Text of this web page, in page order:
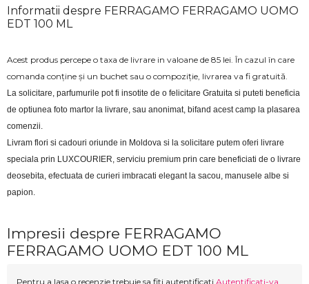
Informatii despre FERRAGAMO FERRAGAMO UOMO
EDT 100 ML
Acest produs percepe o taxa de livrare in valoane de 85 lei. În cazul în care
comanda conține și un buchet sau o compoziție, livrarea va fi gratuită.
La solicitare, parfumurile pot fi insotite de o felicitare Gratuita si puteti beneficia
de optiunea foto martor la livrare, sau anonimat, bifand acest camp la plasarea
comenzii.
Livram flori si cadouri oriunde in Moldova si la solicitare putem oferi livrare
speciala prin LUXCOURIER, serviciu premium prin care beneficiati de o livrare
deosebita, efectuata de curieri imbracati elegant la sacou, manusele albe si
papion.
Impresii despre FERRAGAMO
FERRAGAMO UOMO EDT 100 ML
Pentru a lasa o recenzie trebuie sa fiti autentificati Autentificati-va